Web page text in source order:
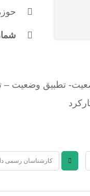
شماره
تطبیق وضعیت –
کارشناسان رسمی